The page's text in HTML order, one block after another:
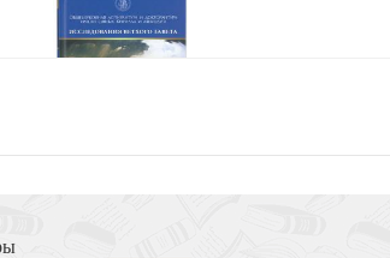
Книга Иисуса Навина